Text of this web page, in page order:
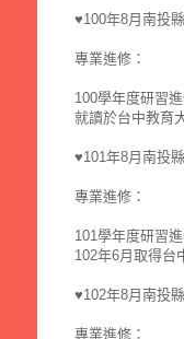
♥100年8月南投
專業進修：
100學年度研習
就讀於台中教育
♥101年8月南投
專業進修：
101學年度研習
102年6月取得台
♥102年8月南投
專業進修：